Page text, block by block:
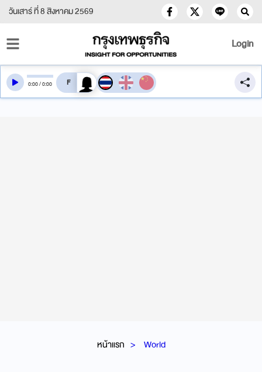
วันเสาร์ ที่ 8 สิงหาคม 2569
Login
หน้าแรก World
0:00/0:00 สลับเสียงอ่าน